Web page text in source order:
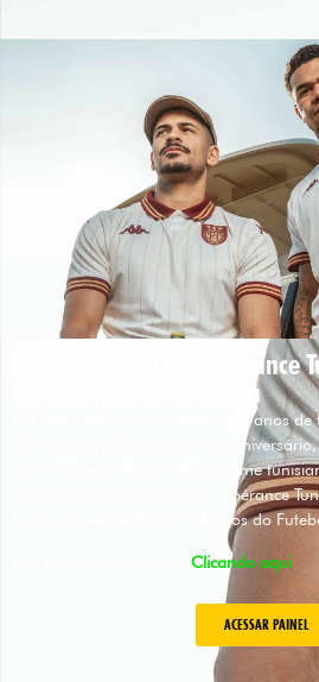
Quarta camisa do Espérance
apresentada pela Kappa
O Espérance Tunis completa 106 anos
(15), e para celebrar mais um
quarta camisa 2025-2026 do time
The post Quarta camisa do Espérance
Kappa appeared first on Mantos do
Clicando aqui
ACESSAR PAINEL